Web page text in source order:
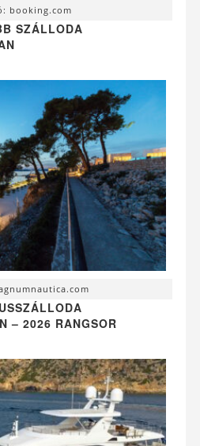
booking.com
SZÁLLODA
– 2026 RANGSOR